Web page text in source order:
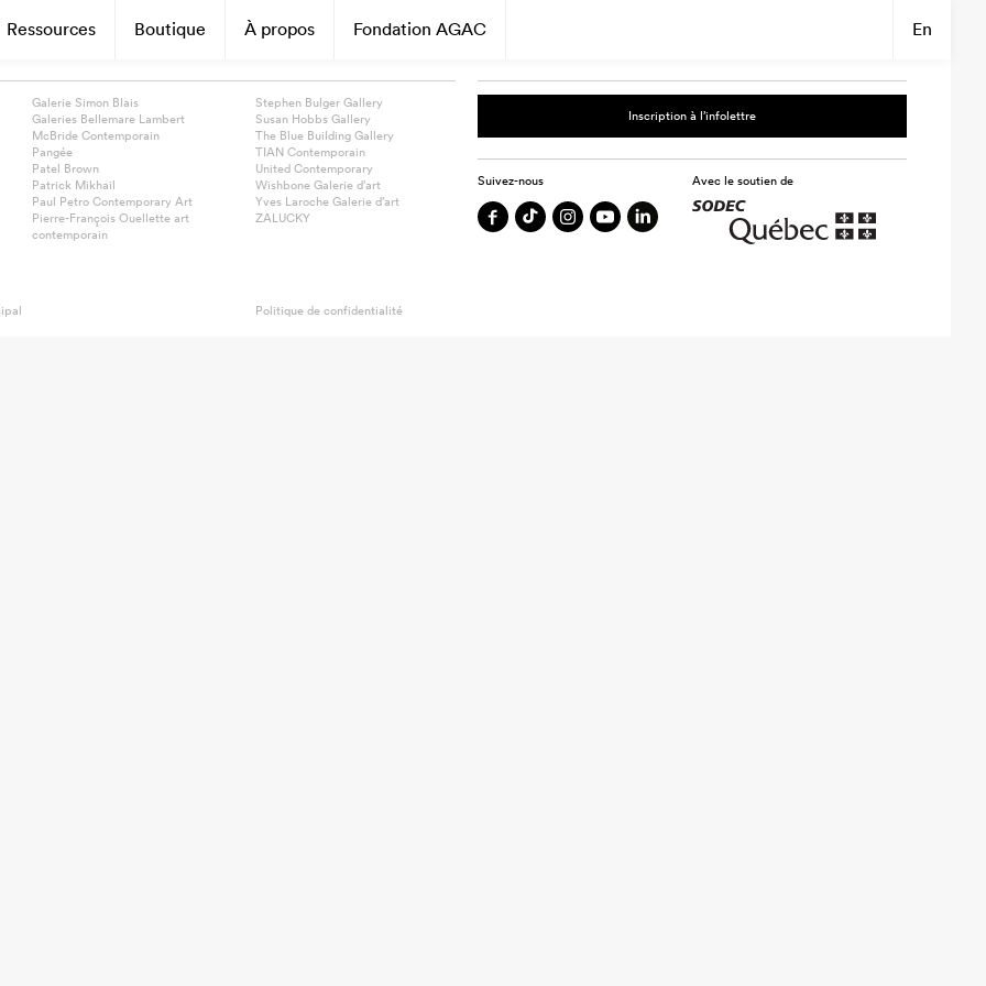
Ressources Boutique À propos Fondation AGAC En
Galerie Simon Blais
Galeries Bellemare Lambert
McBride Contemporain
Pangée
Patel Brown
Patrick Mikhail
Paul Petro Contemporary Art
Pierre-François Ouellette art
contemporain
Stephen Bulger Gallery
Susan Hobbs Gallery
The Blue Building Gallery
TIAN Contemporain
United Contemporary
Wishbone Galerie d’art
Yves Laroche Galerie d’art
ZALUCKY
Inscription à l’infolettre
Suivez-nous Avec le soutien de
Politique de confidentialité